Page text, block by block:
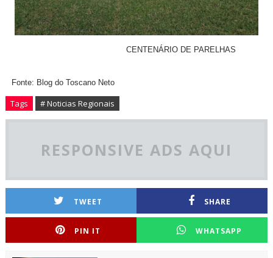
CENTENÁRIO DE PARELHAS
Fonte: Blog do Toscano Neto
Tags # Noticias Regionais
RESPONSIVE ADS AQUI
TWEET SHARE
PIN IT WHATSAPP